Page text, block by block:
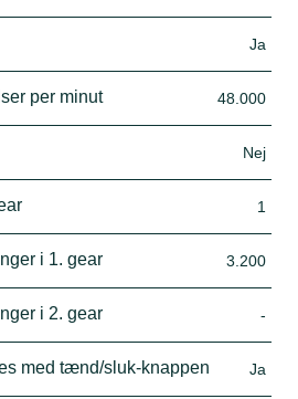
Ja
per minut 48.000
Nej
1
i 1. gear 3.200
i 2. gear -
med tænd/sluk-knappen Ja